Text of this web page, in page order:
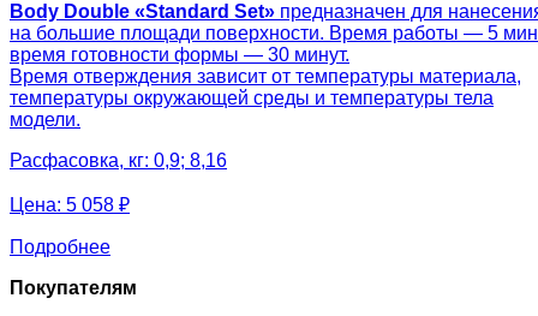
Body Double «Standard Set» предназначен для
на большие площади поверхности. Время работы — 5
время готовности формы — 30 минут.
Время отверждения зависит от температуры материала,
температуры окружающей среды и температуры тела
модели.
Расфасовка, кг: 0,9; 8,16
Цена: 5 058 ₽
Подробнее
Покупателям